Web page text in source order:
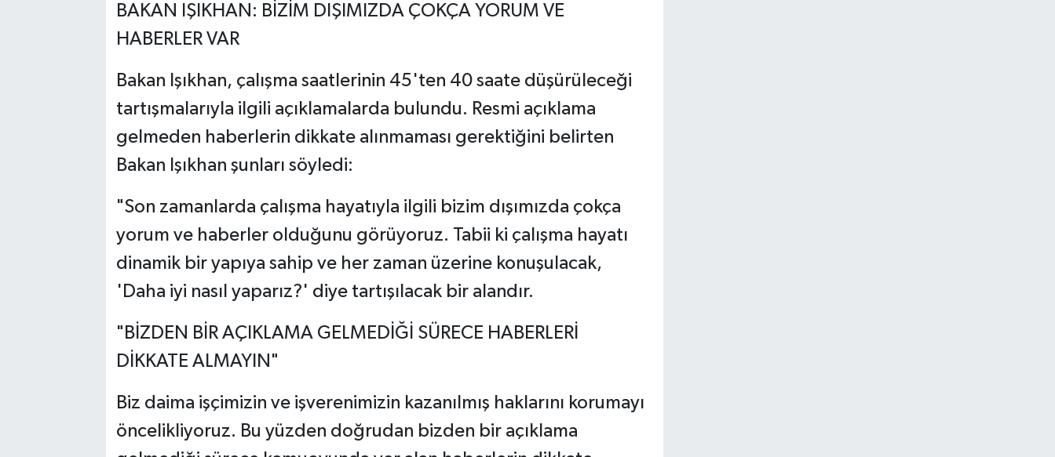
BAKAN IŞIKHAN: BİZİM DIŞIMIZDA ÇOKÇA YORUM VE
HABERLER VAR
Bakan Işıkhan, çalışma saatlerinin 45'ten 40 saate düşürüleceği
tartışmalarıyla ilgili açıklamalarda bulundu. Resmi açıklama
gelmeden haberlerin dikkate alınmaması gerektiğini belirten
Bakan Işıkhan şunları söyledi:
"Son zamanlarda çalışma hayatıyla ilgili bizim dışımızda çokça
yorum ve haberler olduğunu görüyoruz. Tabii ki çalışma hayatı
dinamik bir yapıya sahip ve her zaman üzerine konuşulacak,
'Daha iyi nasıl yaparız?' diye tartışılacak bir alandır.
"BİZDEN BİR AÇIKLAMA GELMEDİĞİ SÜRECE HABERLERİ
DİKKATE ALMAYIN"
Biz daima işçimizin ve işverenimizin kazanılmış haklarını korumayı
öncelikliyoruz. Bu yüzden doğrudan bizden bir açıklama